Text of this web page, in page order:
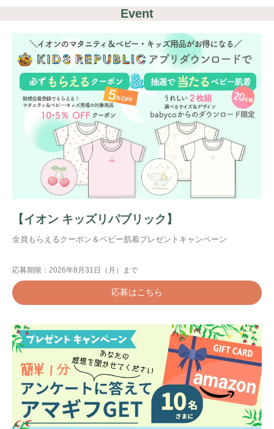
Event
【イオン キッズリパブリック】
全員もらえるクーポン＆ベビー肌着プレゼントキャンペーン
応募期限：2026年8月31日（月）まで
応募はこちら